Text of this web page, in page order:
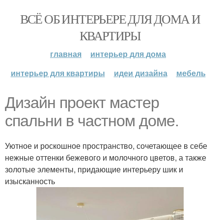
ВСЁ ОБ ИНТЕРЬЕРЕ ДЛЯ ДОМА И
КВАРТИРЫ
главная
интерьер для дома
интерьер для квартиры
идеи дизайна мебель
Дизайн проект мастер
спальни в частном доме.
Уютное и роскошное пространство, сочетающее в себе
нежные оттенки бежевого и молочного цветов, а также
золотые элементы, придающие интерьеру шик и
изысканность